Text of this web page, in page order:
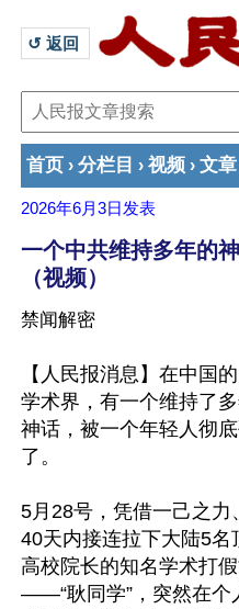
↺ 返回
首页 › 分栏目 › 视频 › 文章
2026年6月3日 发表
一个中共维持多年的
（视频）
禁闻解密
【人民报消息】在中国
学术界，有一个维持了
神话，被一个年轻人彻
了。
5月28号，凭借一己之力
40天内接连拉下大陆5名
高校院长的知名学术打
——“耿同学”，突然在个